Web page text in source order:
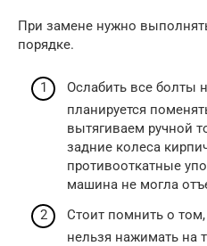
При замене нужно
порядке.
Ослабить все болты
планируется
вытягиваем ручной
задние колеса
противооткатные
машина не могла
Стоит помнить о
нельзя нажимать на